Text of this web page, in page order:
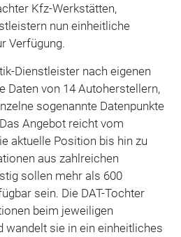
Kfz-Werkstätten,
nun einheitliche
Verfügung.
Dienstleister nach eigenen
Daten von 14 Autoherstellern,
sogenannte Datenpunkte
Angebot reicht vom
aktuelle Position bis hin zu
aus zahlreichen
sollen mehr als 600
sein. Die DAT-Tochter
beim jeweiligen
wandelt sie in ein einheitliches